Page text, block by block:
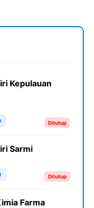
Kepulauan
Ditutup
Sarmi
Ditutup
Farma